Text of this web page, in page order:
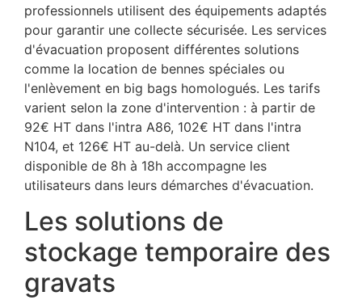
professionnels utilisent des équipements adaptés
pour garantir une collecte sécurisée. Les services
d'évacuation proposent différentes solutions
comme la location de bennes spéciales ou
l'enlèvement en big bags homologués. Les tarifs
varient selon la zone d'intervention : à partir de
92€ HT dans l'intra A86, 102€ HT dans l'intra
N104, et 126€ HT au-delà. Un service client
disponible de 8h à 18h accompagne les
utilisateurs dans leurs démarches d'évacuation.
Les solutions de
stockage temporaire des
gravats